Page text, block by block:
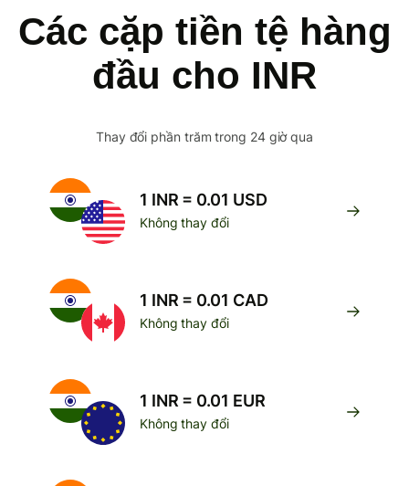
Các cặp tiền tệ hàng
đầu cho INR
Thay đổi phần trăm trong 24 giờ qua
1 INR = 0.01 USD
Không thay đổi
1 INR = 0.01 CAD
Không thay đổi
1 INR = 0.01 EUR
Không thay đổi